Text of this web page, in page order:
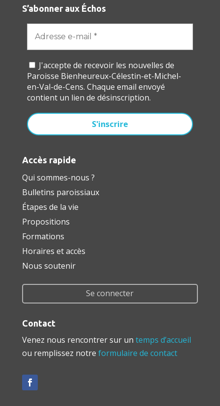
S’abonner aux Échos
J'accepte de recevoir les nouvelles de
Paroisse Bienheureux-Célestin-et-Michel-
en-Val-de-Cens. Chaque email envoyé
contient un lien de désinscription.
Accès rapide
Qui sommes-nous ?
Bulletins paroissiaux
Étapes de la vie
Propositions
Formations
Horaires et accès
Nous soutenir
Se connecter
Contact
Venez nous rencontrer sur un temps d’accueil
ou remplissez notre formulaire de contact